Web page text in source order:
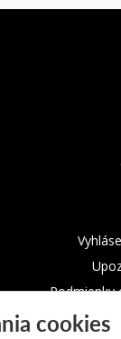
Podmienky
cookies